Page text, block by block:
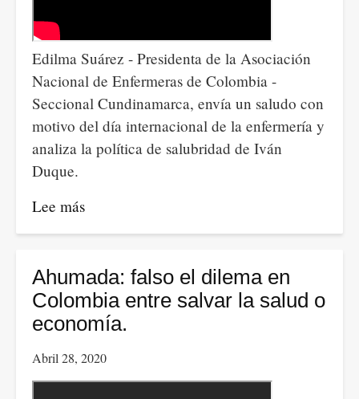
Edilma Suárez - Presidenta de la Asociación
Nacional de Enfermeras de Colombia -
Seccional Cundinamarca, envía un saludo con
motivo del día internacional de la enfermería y
analiza la política de salubridad de Iván
Duque.
Lee más
Edilma
-
A
propósito
día
de
Ahumada: falso el dilema en
Colombia entre salvar la salud o
economía.
Abril 28, 2020